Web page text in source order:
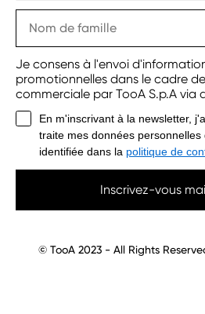
Je consens à l'envoi
promotionnelles dans le cadre
commerciale par TooA S.p.A via
En m'inscrivant à la newsletter,
traite mes données
identifiée dans la politique de
Inscrivez-vous
© TooA 2023 - All Rights